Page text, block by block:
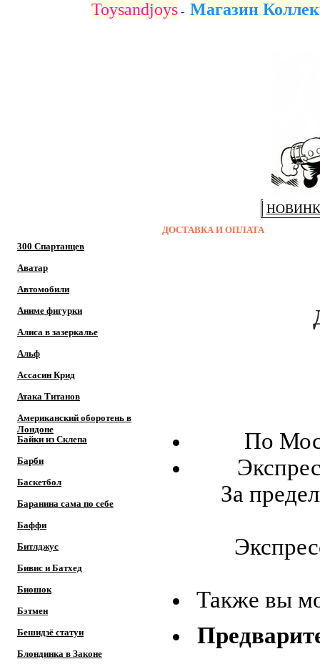
Toysandjoys - Магазин
300 Спартанцев
Аватар
Автомобили
Аниме фигурки
Алиса в зазеркалье
Альф
Ассасин Крид
Атака Титанов
Американский оборотень в
Лондоне
Байки из Склепа
Барби
Баскетбол
Баранина сама по себе
Баффи
Битлджус
Бивис и Батхед
Биошок
Бэтмен
Бешидзё статуи
Блондинка в Законе
ДОСТАВКА И ОПЛАТА
Доставка
По
За
Также вы